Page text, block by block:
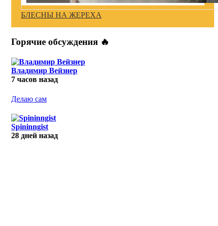
БЛЕСНЫ НА ЖЕРЕХА
Горячие обсуждения 🔥
Владимир Вейзнер
7 часов назад
Делаю сам
Spininngist
28 дней назад